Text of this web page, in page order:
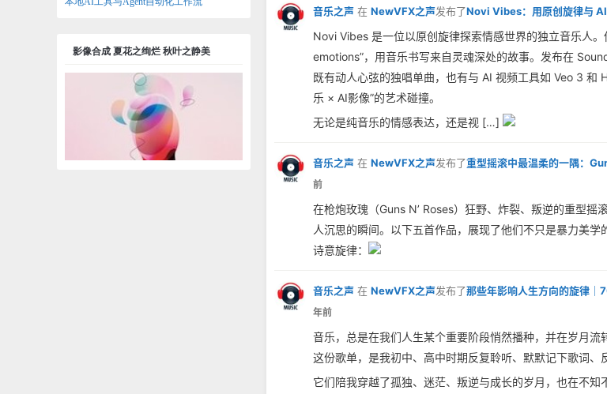
音乐之声 在 NewVFX之声发布了Novi Vibes：用原创旋律与
Novi Vibes 是一位以原创旋律探索情感世界的独立音乐人
emotions”，用音乐书写来自灵魂深处的故事。发布在
既有动人心弦的独唱单曲，也有与 AI 视频工具如 Veo 3 和
乐 × AI影像”的艺术碰撞。
无论是纯音乐的情感表达，还是视 […]
音乐之声 在 NewVFX之声发布了重型摇滚中最温柔的一隅：
前
在枪炮玫瑰（Guns N’ Roses）狂野、炸裂、叛逆的重型摇
人沉思的瞬间。以下五首作品，展现了他们不只是暴力美
诗意旋律：
音乐之声 在 NewVFX之声发布了那些年影响人生方向的旋律
年前
音乐，总是在我们人生某个重要阶段悄然播种，并在岁月流
这份歌单，是我初中、高中时期反复聆听、默默记下歌词、
它们陪我穿越了孤独、迷茫、叛逆与成长的岁月，也在不
影像合成 夏花之绚烂 秋叶之静美